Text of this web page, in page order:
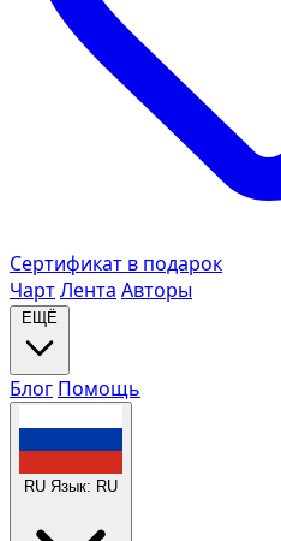
Сертификат в подарок
ЧартЛента Авторы
ЕЩЁ
Блог Помощь
RU Язык: RU